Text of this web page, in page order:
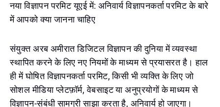
नया विज्ञापन परमिट यूएई में: अनिवार्य विज्ञापनकर्ता परमिट के बारे
में आपको क्या जानना चाहिए
संयुक्त अरब अमीरात डिजिटल विज्ञापन की दुनिया में व्यवस्था
स्थापित करने के लिए नए नियमों के माध्यम से प्रयासरत है। हाल
ही में घोषित विज्ञापनकर्ता परमिट, किसी भी व्यक्ति के लिए जो
सोशल मीडिया प्लेटफ़ॉर्म, वेबसाइट या अनुप्रयोगों के माध्यम से
विज्ञापन-संबंधी सामग्री साझा करता है, अनिवार्य हो जाएगा।